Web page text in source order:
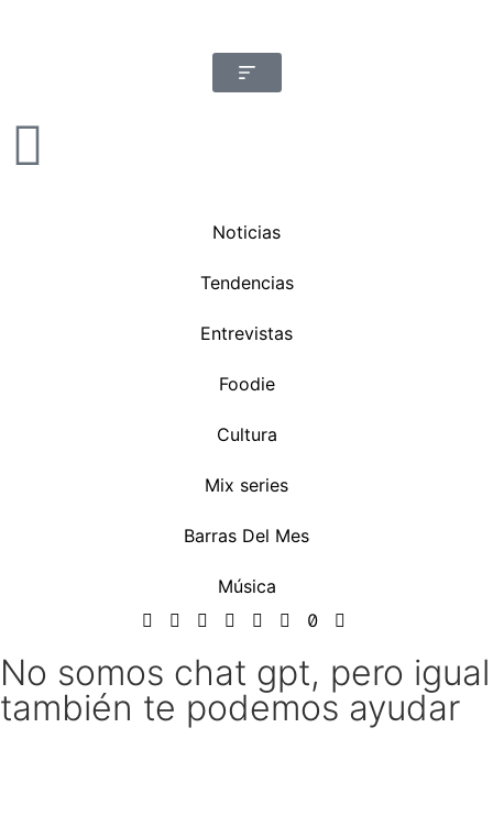
Noticias
Tendencias
Entrevistas
Foodie
Cultura
Mix series
Barras Del Mes
Música
No somos chat gpt, pero igual
también te podemos ayudar